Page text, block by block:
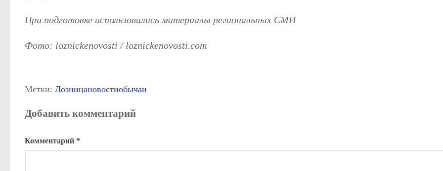
При подготовке использовались материалы региональных СМИ
Фото: loznickenovosti / loznickenovosti.com
Метки: Лозницановостиобычаи
Добавить комментарий
Комментарий *